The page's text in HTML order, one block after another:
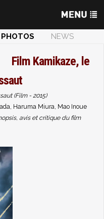
PHOTOS
NEWS
Film Kamikaze, le
(Film - 2015)
Haruma Miura, Mao Inoue
avis et critique du film